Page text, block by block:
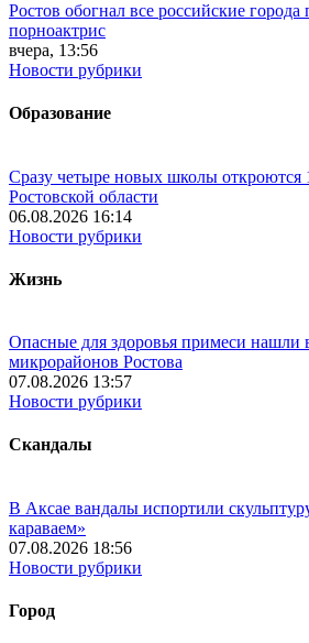
Ростов обогнал все российские города
порноактрис
вчера, 13:56
Новости рубрики
Образование
Сразу четыре новых школы откроются
Ростовской области
06.08.2026 16:14
Новости рубрики
Жизнь
Опасные для здоровья примеси нашли
микрорайонов Ростова
07.08.2026 13:57
Новости рубрики
Скандалы
В Аксае вандалы испортили
караваем»
07.08.2026 18:56
Новости рубрики
Город